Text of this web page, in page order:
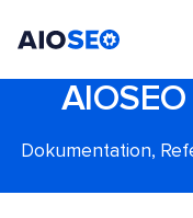
Dokumentation,